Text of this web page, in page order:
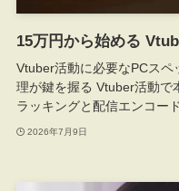
15万円から始める
Vtuber活動に必要なPCス
理が鍵を握る Vtuber活動で
ラッキングと配信エンコー
2026年7月9日